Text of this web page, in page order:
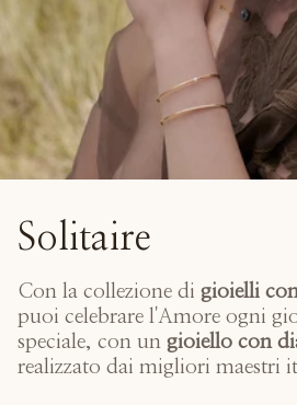
Solitaire
Con la collezione di gioielli
puoi celebrare l'Amore ogni
speciale, con un gioiello con
realizzato dai migliori maestri